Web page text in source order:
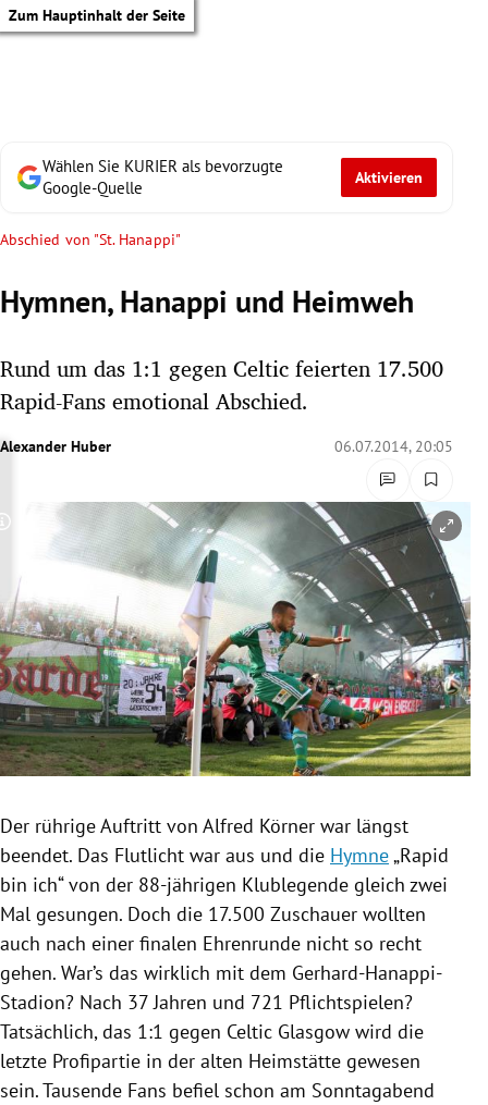
Zum Hauptinhalt der Seite
Untermenü
Untermenü
Untermenü
Untermenü
Untermenü
Untermenü
Untermenü
Untermenü
Untermenü
Untermenü
Wählen Sie KURIER als bevorzugte
Google-Quelle
Aktivieren
Abschied von "St. Hanappi"
Hymnen, Hanappi und Heimweh
Rund um das 1:1 gegen Celtic feierten 17.500
Rapid-Fans emotional Abschied.
Alexander Huber 06.07.2014, 20:05
Copyright-Hinweis öffnen/schließen
Der rührige Auftritt von Alfred Körner war längst
beendet. Das Flutlicht war aus und die Hymne„Rapid
bin ich“ von der 88-jährigen Klublegende gleich zwei
Mal gesungen. Doch die 17.500 Zuschauer wollten
auch nach einer finalen Ehrenrunde nicht so recht
gehen. War’s das wirklich mit dem Gerhard-Hanappi-
Stadion? Nach 37 Jahren und 721 Pflichtspielen?
Tatsächlich, das 1:1 gegen Celtic Glasgow wird die
letzte Profipartie in der alten Heimstätte gewesen
sein. Tausende Fans befiel schon am Sonntagabend